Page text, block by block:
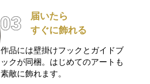
届いたら
すぐに飾れる
作品には壁掛けフックとガイドブ
ックが同梱。はじめてのアートも
素敵に飾れます。